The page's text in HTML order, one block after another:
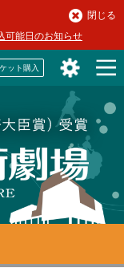
可能日のお知らせ
閉じる
ット購入